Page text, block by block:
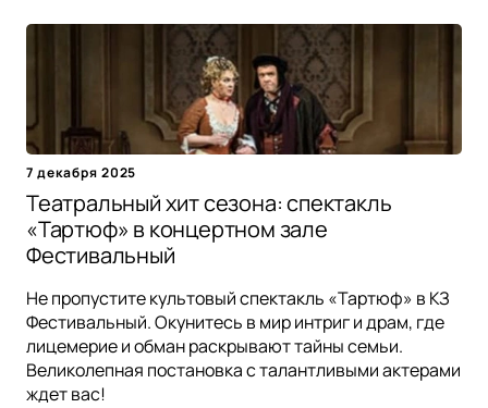
7 декабря 2025
Театральный хит сезона: спектакль
«Тартюф» в концертном зале
Фестивальный
Не пропустите культовый спектакль «Тартюф» в КЗ
Фестивальный. Окунитесь в мир интриг и драм, где
лицемерие и обман раскрывают тайны семьи.
Великолепная постановка с талантливыми актерами
ждет вас!